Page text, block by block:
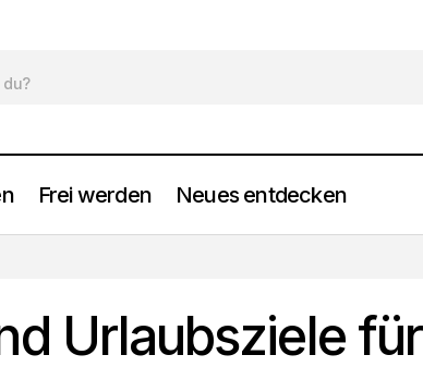
Frei werden Neues entdecken
Urlaubsziele für